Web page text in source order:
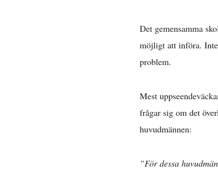
Det gemensamma
möjligt att införa.
problem.
Mest
frågar sig om det
huvudmännen:
”För dessa